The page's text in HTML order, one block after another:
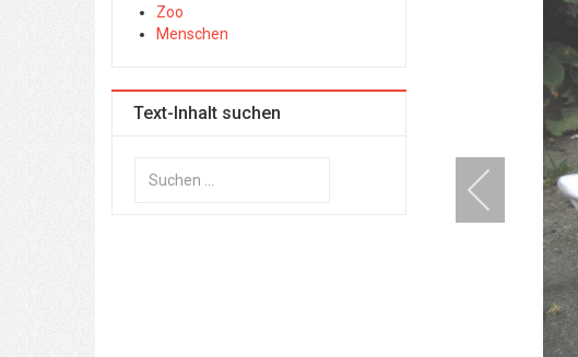
Zoo
Menschen
Text-Inhalt suchen